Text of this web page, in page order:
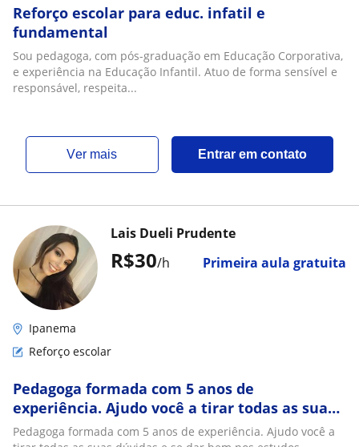
Reforço escolar para educ. infatil e
fundamental
Sou pedagoga, com pós-graduação em Educação Corporativa,
e experiência na Educação Infantil. Atuo de forma sensível e
responsável, respeita...
ver mais Entrar em contato
R$30/h Primeira aula gratuita
Lais Dueli Prudente
Ipanema
Reforço escolar
Pedagoga formada com 5 anos de
experiência. Ajudo você a tirar todas as suas
dúvidas e se dar bem nos estudos
Pedagoga formada com 5 anos de experiência. Ajudo você a